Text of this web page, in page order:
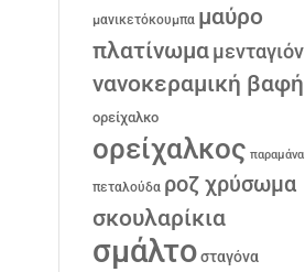
μανικετόκουμπα μαύρο
πλατίνωμαμενταγιόν
νανοκεραμική βαφή
ορείχαλκο
ορείχαλκος παραμάνα
πεταλούδα ροζ χρύσωμα
σκουλαρίκια
σμάλτοσταγόνα